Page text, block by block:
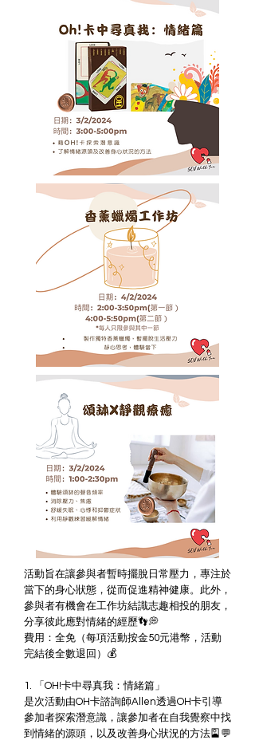
活動旨在讓參與者暫時擺脫日常壓力，專注於
當下的身心狀態，從而促進精神健康。此外，
參與者有機會在工作坊結識志趣相投的朋友，
分享彼此應對情緒的經歷👣💭
費用：全免（每項活動按金50元港幣，活動
完結後全數退回）💰
1. 「OH!卡中尋真我：情緒篇」
是次活動由OH卡諮詢師Allen透過OH卡引導
參加者探索潛意識，讓參加者在自我覺察中找
到情緒的源頭，以及改善身心狀況的方法🎴💬